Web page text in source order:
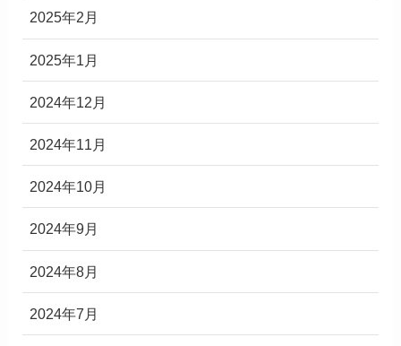
2025年2月
2025年1月
2024年12月
2024年11月
2024年10月
2024年9月
2024年8月
2024年7月